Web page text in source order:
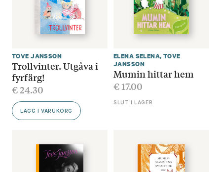
TOVE JANSSON
Trollvinter. Utgåva i
fyrfärg!
€24.30
LÄGG I VARUKORG
ELENA SELENA, TOVE
JANSSON
Mumin hittar hem
€17.00
SLUT I LAGER